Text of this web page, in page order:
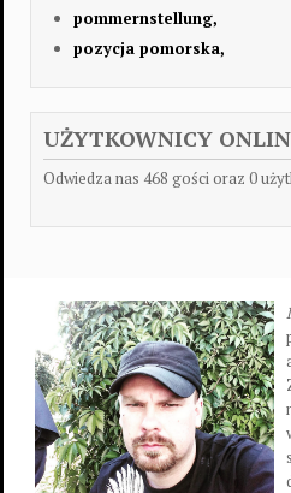
pommernstellung,
pozycja pomorska,
UŻYTKOWNICY
Odwiedza nas 468 gości oraz 0